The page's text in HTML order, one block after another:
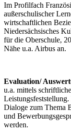
Im Profilfach
außerschulischer
wirtschaftlichen
Niedersächsisches
für die Oberschule,
Nähe u.a. Airbus an.
Evaluation/
u.a. mittels
Dialoge zum Thema
und
werden.